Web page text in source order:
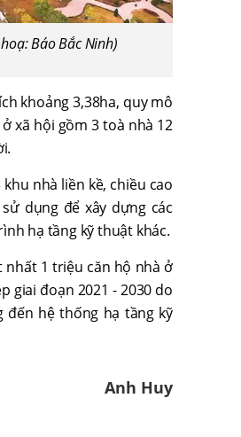
Báo Bắc Ninh)
khoảng 3,38ha, quy mô
xã hội gồm 3 toà nhà 12
nhà liền kề, chiều cao
dụng để xây dựng các
hạ tầng kỹ thuật khác.
1 triệu căn hộ nhà ở
giai đoạn 2021 - 2030 do
hệ thống hạ tầng kỹ
Anh Huy